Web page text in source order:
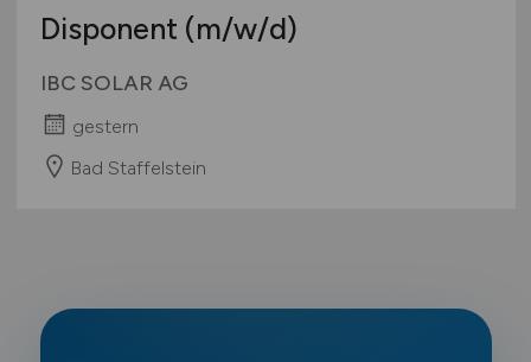
Disponent (m/w/d)
IBC SOLAR AG
gestern
Bad Staffelstein